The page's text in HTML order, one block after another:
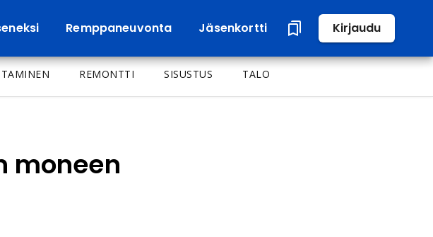
Remppaneuvonta Jäsenkortti Kirjaudu
REMONTTI SISUSTUS TALO
moneen